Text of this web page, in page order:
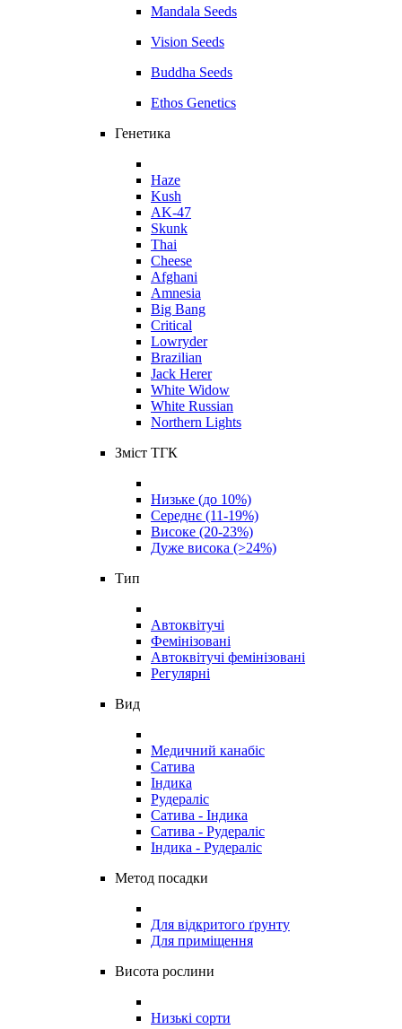
Mandala Seeds
Vision Seeds
Buddha Seeds
Ethos Genetics
Генетика
Haze
Kush
AK-47
Skunk
Thai
Cheese
Afghani
Amnesia
Big Bang
Critical
Lowryder
Brazilian
Jack Herer
White Widow
White Russian
Northern Lights
Зміст ТГК
Низьке (до 10%)
Середнє (11-19%)
Високе (20-23%)
Дуже висока (>24%)
Тип
Автоквітучі
Фемінізовані
Автоквітучі фемінізовані
Регулярні
Вид
Медичний канабіс
Сатива
Індика
Рудераліс
Сатива - Індика
Сатива - Рудераліс
Індика - Рудераліс
Метод посадки
Для відкритого ґрунту
Для приміщення
Висота рослини
Низькі сорти